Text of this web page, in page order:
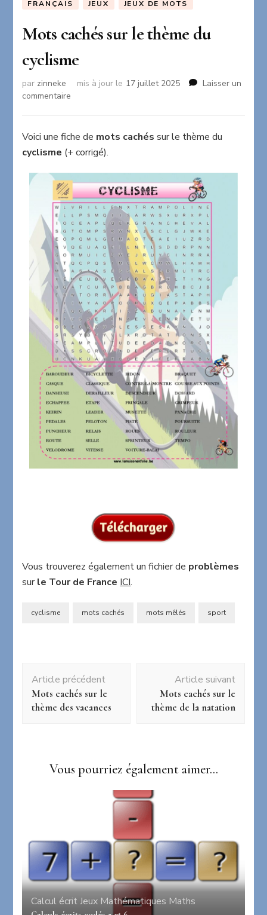
FRANÇAIS JEUX JEUX DE MOTS
Mots cachés sur le thème du
cyclisme
par zinneke mis à jour le 17 juillet 2025
Laisser un
commentaire
sur
thème
du
cyclisme
Voici une fiche de mots cachés sur le thème du
cyclisme (+ corrigé).
Vous trouverez également un fichier de problèmes
surle Tour de France ICI.
cyclisme mots cachés mots mêlés sport
d'article
Article précédent
Mots cachés sur le
thème des vacances
Article suivant
Mots cachés sur le
thème de la natation
Vous pourriez également aimer...
Calcul écrit Jeux Mathématiques Maths